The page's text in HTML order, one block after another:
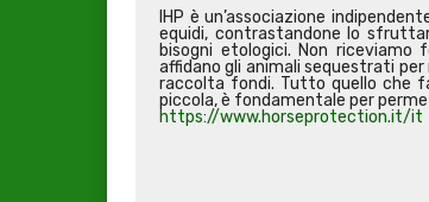
IHP è un’associazione
equidi, contrastandone lo
bisogni etologici. Non
affidano gli animali sequestrati
raccolta fondi. Tutto quello che
piccola, è fondamentale per
https://www.horseprotection.it/it